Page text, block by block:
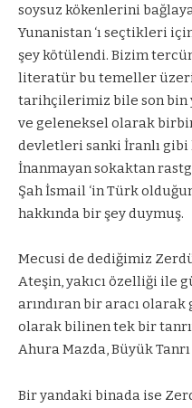
soysuz kökenlerini
Yunanistan ‘ı seçtikleri
şey kötülendi. Bizim
literatür bu temeller
tarihçilerimiz bile son bin
ve geleneksel olarak
devletleri sanki İranlı gibi
İnanmayan sokaktan
Şah İsmail ‘in Türk
hakkında bir şey duymuş.
Mecusi de dediğimiz
Ateşin, yakıcı özelliği ile
arındıran bir aracı
olarak bilinen tek bir
Ahura Mazda, Büyük
Bir yandaki binada ise